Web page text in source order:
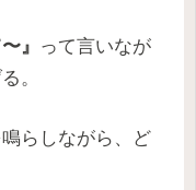
』
って言いなが
。
らしながら、ど